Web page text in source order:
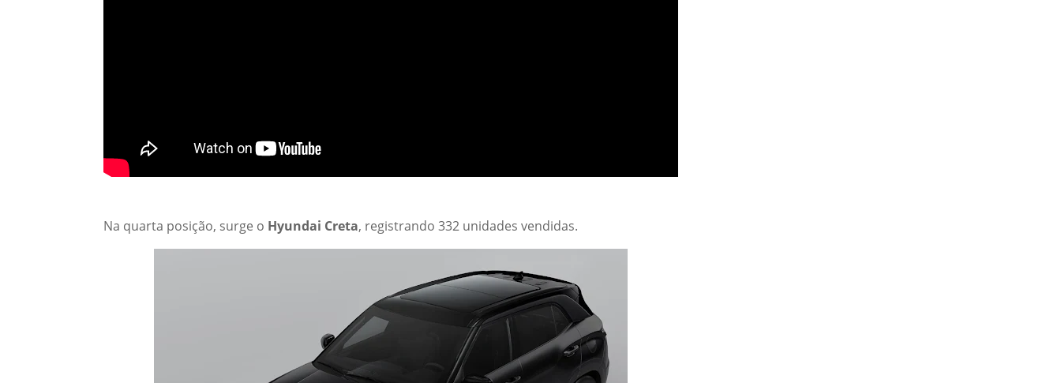
Na quarta posição, surge o Hyundai Creta, registrando 332 unidades vendidas.